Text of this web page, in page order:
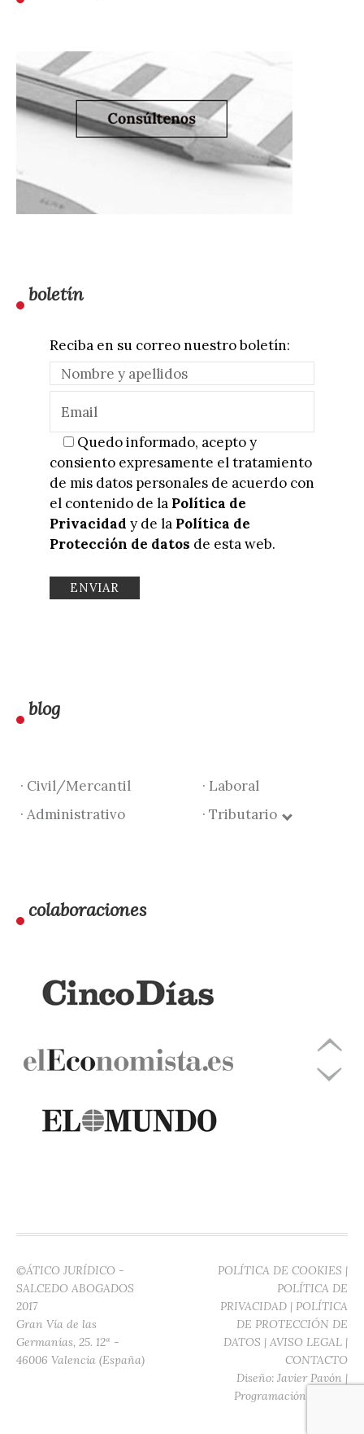
boletín
Reciba en su correo nuestro boletín:
Quedo informado, acepto y
consiento expresamente el tratamiento
de mis datos personales de acuerdo con
el contenido de la Política de
Privacidad y de la Política de
Protección de datos de esta web.
blog
· Civil/Mercantil
· Laboral
· Administrativo
· Tributario
colaboraciones
©ÁTICO JURÍDICO -
SALCEDO ABOGADOS
2017
Gran Vía de las
Germanías, 25. 12ª -
46006 Valencia (España)
POLÍTICA DE COOKIES |
POLÍTICA DE
PRIVACIDAD | POLÍTICA
DE PROTECCIÓN DE
DATOS | AVISO LEGAL |
CONTACTO
Diseño: Javier Pavón |
Programación: